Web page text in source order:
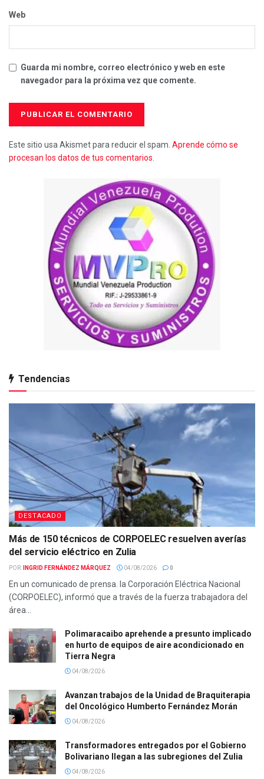
Web
Guarda mi nombre, correo electrónico y web en este
navegador para la próxima vez que comente.
Este sitio usa Akismet para reducir el spam. Aprende cómo se
procesan los datos de tus comentarios.
Tendencias
DESTACADO
Más de 150 técnicos de CORPOELEC resuelven averías
del servicio eléctrico en Zulia
POR: INGRID FERNÁNDEZ MÁRQUEZ 04/08/2026 0
En un comunicado de prensa. la Corporación Eléctrica Nacional
(CORPOELEC), informó que a través de la fuerza trabajadora del
área...
Polimaracaibo aprehende a presunto implicado
en hurto de equipos de aire acondicionado en
Tierra Negra
04/08/2026
Avanzan trabajos de la Unidad de Braquiterapia
del Oncológico Humberto Fernández Morán
04/08/2026
Transformadores entregados por el Gobierno
Bolivariano llegan a las subregiones del Zulia
04/08/2026